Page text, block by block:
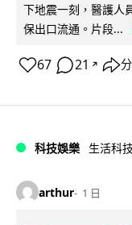
下地震一刻，醫護人
保出口流通。片段...
67 21 ↗
科技娛樂 生活科技
arthur 1 日